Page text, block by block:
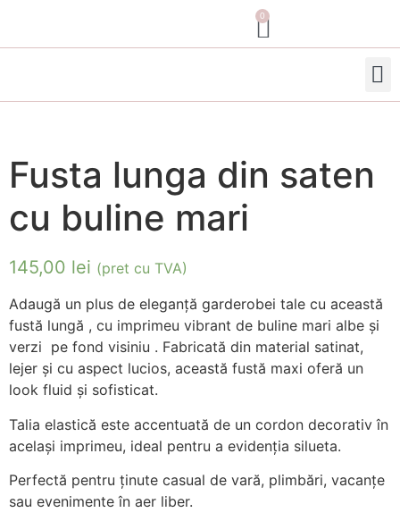
0
Fusta lunga din saten
cu buline mari
145,00 lei (pret cu TVA)
Adaugă un plus de eleganță garderobei tale cu această
fustă lungă , cu imprimeu vibrant de buline mari albe și
verzi pe fond visiniu . Fabricată din material satinat,
lejer și cu aspect lucios, această fustă maxi oferă un
look fluid și sofisticat.
Talia elastică este accentuată de un cordon decorativ în
același imprimeu, ideal pentru a evidenția silueta.
Perfectă pentru ținute casual de vară, plimbări, vacanțe
sau evenimente în aer liber.